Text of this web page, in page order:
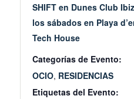
SHIFT en Dunes Club
los sábados en Playa
Tech House
Categorías de Evento:
OCIO, RESIDENCIAS
Etiquetas del Evento: